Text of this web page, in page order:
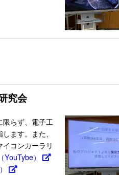
究会
限らず、電子工
ます。また、
コンカーラリ
YouTybe）
）